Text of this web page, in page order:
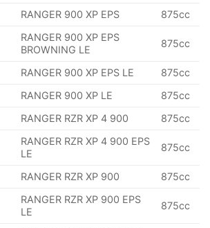
RANGER 900 XP EPS 875cc
RANGER 900 XP EPS
BROWNING LE
875cc
RANGER 900 XP EPS LE
875cc
RANGER 900 XP LE
875cc
RANGER RZR XP 4 900 875cc
RANGER RZR XP 4 900 EPS
LE
875cc
RANGER RZR XP 900 875cc
RANGER RZR XP 900 EPS
LE
875cc